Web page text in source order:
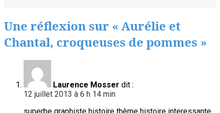
Une réflexion sur « Aurélie et
Chantal, croqueuses de pommes »
Laurence Mosser dit :
12 juillet 2013 à 6 h 14 min